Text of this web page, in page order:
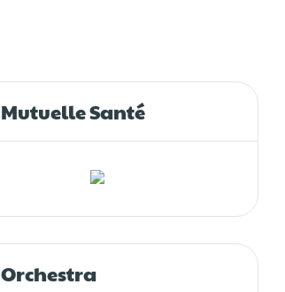
Mutuelle Santé
Orchestra